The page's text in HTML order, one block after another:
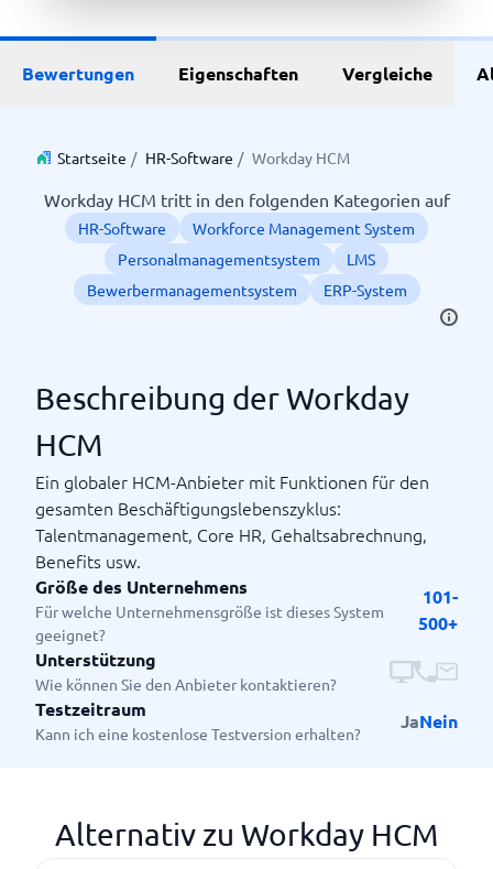
Bewertungen Eigenschaften Vergleiche
Startseite / HR-Software / Workday HCM
Workday HCM tritt in den folgenden Kategorien auf
HR-Software
Workforce Management System
Personalmanagementsystem
LMS
Bewerbermanagementsystem
ERP-System
Beschreibung der Workday
HCM
Ein globaler HCM-Anbieter mit Funktionen für den
gesamten Beschäftigungslebenszyklus:
Talentmanagement, Core HR, Gehaltsabrechnung,
Benefits usw.
Größe des Unternehmens
Für welche Unternehmensgröße ist dieses System
geeignet?
101-
500+
Unterstützung
Wie können Sie den Anbieter kontaktieren?
Testzeitraum
Kann ich eine kostenlose Testversion erhalten?
JaNein
Alternativ zu Workday HCM